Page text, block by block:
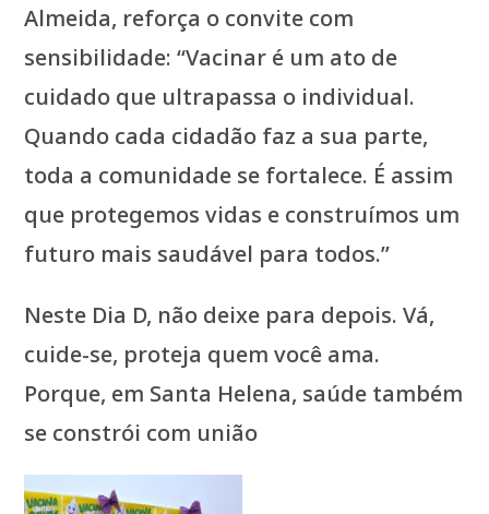
Almeida, reforça o convite com
sensibilidade: “Vacinar é um ato de
cuidado que ultrapassa o individual.
Quando cada cidadão faz a sua parte,
toda a comunidade se fortalece. É assim
que protegemos vidas e construímos um
futuro mais saudável para todos.”
Neste Dia D, não deixe para depois. Vá,
cuide-se, proteja quem você ama.
Porque, em Santa Helena, saúde também
se constrói com união